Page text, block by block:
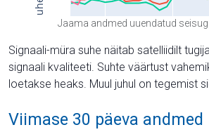
Jaama andmed uuendatud
Signaali-müra suhe näitab satelliidilt
signaali kvaliteeti. Suhte väärtust
loetakse heaks. Muul juhul on tegemist
Viimase 30 päeva andmed